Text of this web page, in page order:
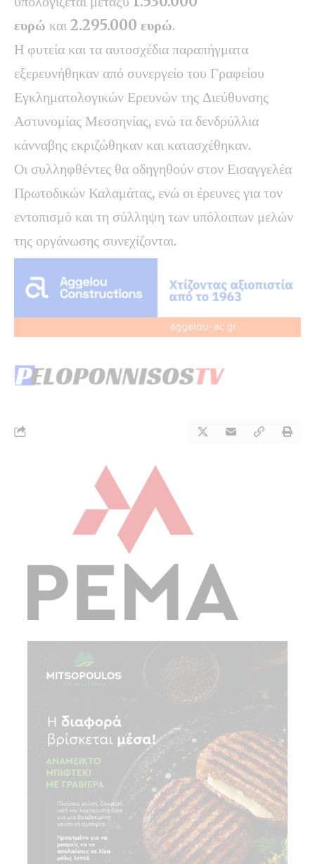
ευρώ και 2.295.000 ευρώ.
Η φυτεία και τα αυτοσχέδια παραπήγματα
εξερευνήθηκαν από συνεργείο του Γραφείου
Εγκληματολογικών Ερευνών της Διεύθυνσης
Αστυνομίας Μεσσηνίας, ενώ τα δενδρύλλια
κάνναβης εκριζώθηκαν και κατασχέθηκαν.
Οι συλληφθέντες θα οδηγηθούν στον Εισαγγελέα
Πρωτοδικών Καλαμάτας, ενώ οι έρευνες για τον
εντοπισμό και τη σύλληψη των υπόλοιπων μελών
της οργάνωσης συνεχίζονται.